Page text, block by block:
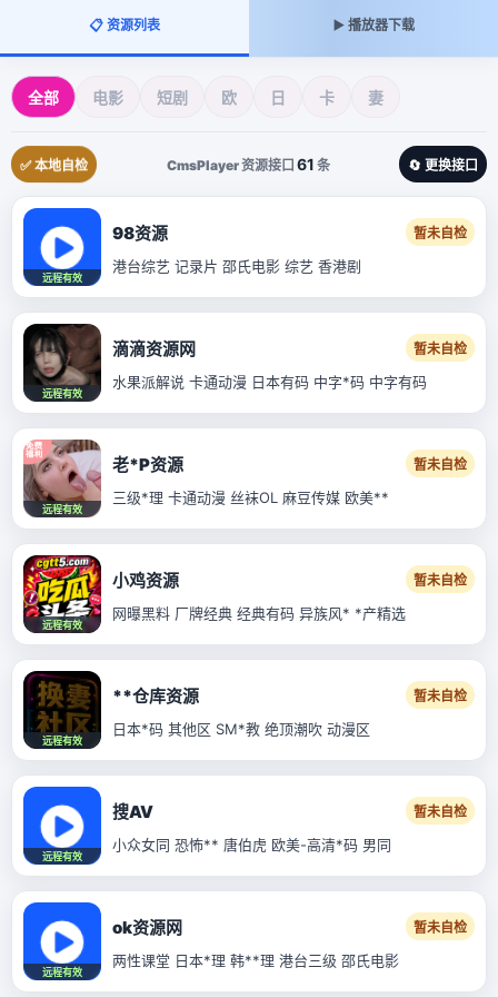
📋 资源列表 ▶️ 播放器下载
全部 电影 短剧 欧 日 卡 妻
✅ 本地自检 CmsPlayer 资源接口 61 条 🔄 更换接口
远程有效
98资源 暂未自检
港台综艺 记录片 邵氏电影 综艺 香港剧
远程有效
滴滴资源网 暂未自检
水果派解说 卡通动漫 日本有码 中字*码 中字有码
远程有效
老*P资源 暂未自检
三级*理 卡通动漫 丝袜OL 麻豆传媒 欧美**
远程有效
小鸡资源 暂未自检
网曝黑料 厂牌经典 经典有码 异族风* *产精选
远程有效
**仓库资源 暂未自检
日本*码 其他区 SM*教 绝顶潮吹 动漫区
远程有效
搜AV 暂未自检
小众女同 恐怖** 唐伯虎 欧美-高清*码 男同
远程有效
ok资源网 暂未自检
两性课堂 日本*理 韩**理 港台三级 邵氏电影